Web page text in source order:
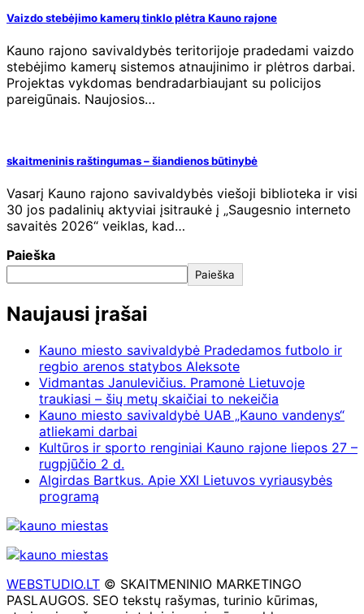
Vaizdo stebėjimo kamerų tinklo plėtra Kauno rajone
Kauno rajono savivaldybės teritorijoje pradedami vaizdo
stebėjimo kamerų sistemos atnaujinimo ir plėtros darbai.
Projektas vykdomas bendradarbiaujant su policijos
pareigūnais. Naujosios…
skaitmeninis raštingumas – šiandienos būtinybė
Vasarį Kauno rajono savivaldybės viešoji biblioteka ir visi
30 jos padalinių aktyviai įsitraukė į „Saugesnio interneto
savaitės 2026“ veiklas, kad…
Paieška
Paieška
Naujausi įrašai
Kauno miesto savivaldybė Pradedamos futbolo ir
regbio arenos statybos Aleksote
Vidmantas Janulevičius. Pramonė Lietuvoje
traukiasi – šių metų skaičiai to nekeičia
Kauno miesto savivaldybė UAB „Kauno vandenys“
atliekami darbai
Kultūros ir sporto renginiai Kauno rajone liepos 27 –
rugpjūčio 2 d.
Algirdas Bartkus. Apie XXI Lietuvos vyriausybės
programą
WEBSTUDIO.LT © SKAITMENINIO MARKETINGO
PASLAUGOS. SEO tekstų rašymas, turinio kūrimas,